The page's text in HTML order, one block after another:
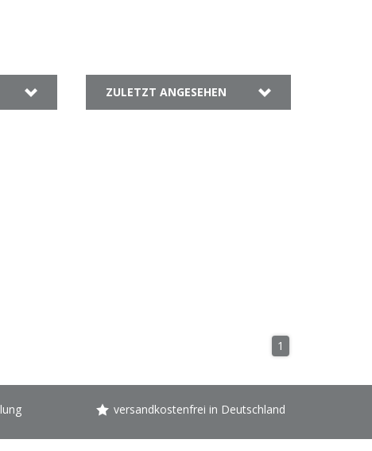
ZULETZT ANGESEHEN
1
versandkostenfrei in Deutschland